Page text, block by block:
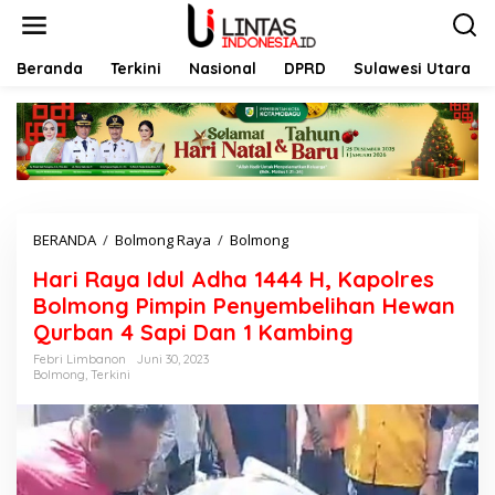
Beranda Terkini Nasional DPRD Sulawesi Utara
BERANDA / Bolmong Raya / Bolmong
r
i
R
a
d
u
A
Hari Raya Idul Adha 1444 H, Kapolres
Bolmong Pimpin Penyembelihan Hewan
Qurban 4 Sapi Dan 1 Kambing
Febri Limbanon
Juni 30, 2023
Bolmong Terkini